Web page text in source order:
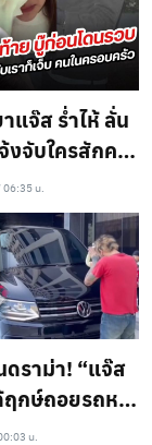
แจ๊ส ร่ำไห้ ลั่น
งจับใครสักคน
มคลิป)
06:35 น.
ดราม่า! “แจ๊ส
ฤกษ์ถอยรถหรู
น.